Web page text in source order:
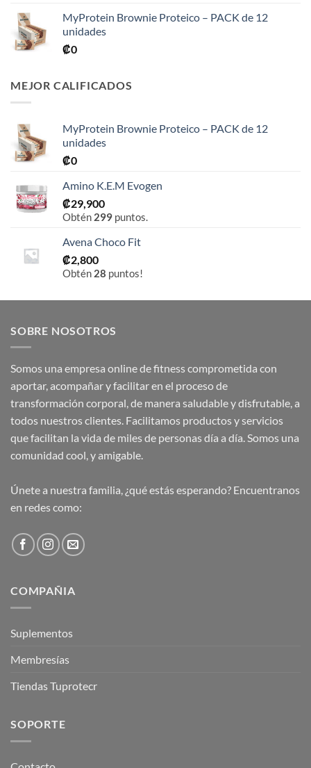
MyProtein Brownie Proteico – PACK de 12
unidades
₡0
MEJOR CALIFICADOS
MyProtein Brownie Proteico – PACK de 12
unidades
₡0
Amino K.E.M Evogen
₡29,900
Obtén 299 puntos.
Avena Choco Fit
₡2,800
Obtén 28 puntos!
SOBRE NOSOTROS
Somos una empresa online de fitness comprometida con
aportar, acompañar y facilitar en el proceso de
transformación corporal, de manera saludable y disfrutable, a
todos nuestros clientes. Facilitamos productos y servicios
que facilitan la vida de miles de personas día a día. Somos una
comunidad cool, y amigable.
Únete a nuestra familia, ¿qué estás esperando? Encuentranos
en redes como:
COMPAÑIA
Suplementos
Membresías
Tiendas Tuprotecr
SOPORTE